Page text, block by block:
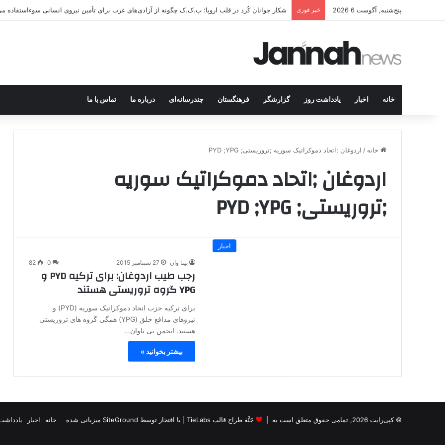
پنج‌شنبه, آگوست 6 2026 خبر فوری شکار جوانان کُرد در قلب اروپا؛ پ.ک.ک چگونه از آزادی‌های غرب برای تأمین نیروی انسانی سوءاستفاده
خانه اخبار یادداشت روز گزارشگر فرهنگستان چندرسانه‌ای درباره ما تماس با ما
خانه / اردوغان ;اتحاد دموکراتیک سوریه ;تروریستی; PYD ;YPG
اردوغان ;اتحاد دموکراتیک سوریه
;تروریستی; PYD ;YPG
اخبار
بیتا وان 27 سپتامبر 2015 0
82
رجب طیب اردوغان: برای ترکیه PYD و
YPG گروه تروریستی هستند
برای ترکیه حزب اتحاد دموکراتیک سوریه (PYD) و
نیروهای مدافع خلق (YPG) همگی گروه های تروریستی
هستند. انجمن بی تاوان…
بیشتر بخوانید »
© کپی‌رایت 2026, تمامی حقوق متعلق است به | جَنَّة طراح قالب TieLabs | با افتخار توسط SiteGround میزبانی شده خانه اخبار